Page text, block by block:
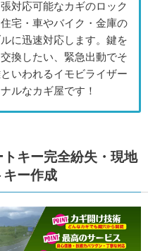
対応可能なカギのロック
宅・車やバイク・金庫の
に迅速対応します。鍵を
換したい、緊急出動でそ
いわれるイモビライザー
ルなカギ屋です！
キー完全紛失・現地
キー作成